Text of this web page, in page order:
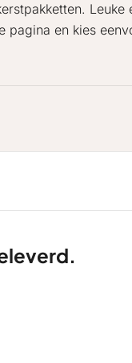
Leuke
pagina en kies